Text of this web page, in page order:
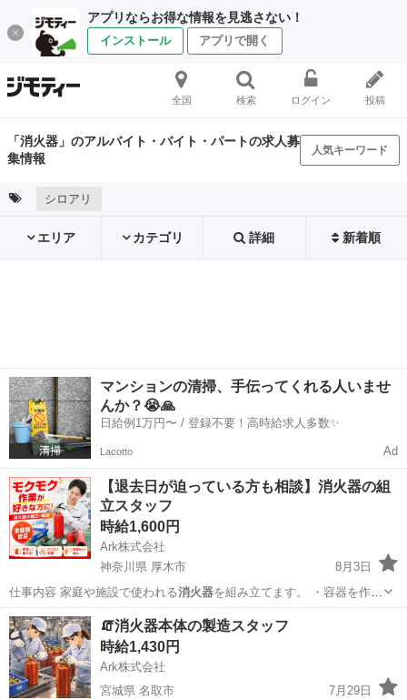
アプリならお得な情報を見逃さない！
インストール アプリで開く
全国 検索 ログイン 投稿
「消火器」のアルバイト・バイト・パートの求人募
集情報
人気キーワード
シロアリ
エリア カテゴリ 詳細 新着順
マンションの清掃、手伝ってくれる人いませ
んか？😭🙏
日給例1万円〜 / 登録不要！高時給求人多数✨
Lacotto Ad
【退去日が迫っている方も相談】消火器の組
立スタッフ
時給1,600円
Ark株式会社
神奈川県 厚木市
8月3日
仕事内容 家庭や施設で使われる消火器を組み立てます。 ・容器を作業
台…
神奈川 厚木市 工場 消火器
🧯消火器本体の製造スタッフ
時給1,430円
Ark株式会社
宮城県 名取市
7月29日